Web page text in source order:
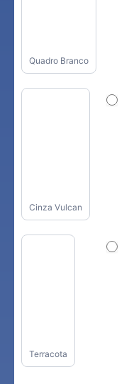
Quadro Branco
Cinza Vulcan
Terracota